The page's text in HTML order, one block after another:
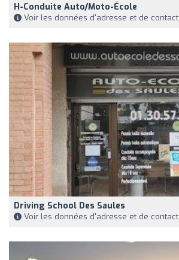
H-Conduite Auto/Moto-École
Voir les données d'adresse et de contact
Driving School Des Saules
Voir les données d'adresse et de contact